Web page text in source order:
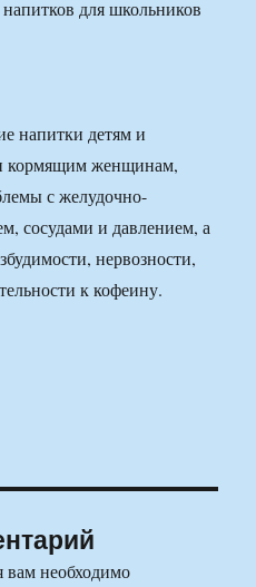
для школьников
напитки детям и
кормящим женщинам,
с желудочно-
сосудами и давлением, а
нервозности,
к кофеину.
вам необходимо